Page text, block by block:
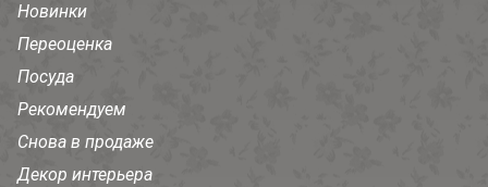
Новинки
Переоценка
Посуда
Рекомендуем
Снова в продаже
Декор интерьера